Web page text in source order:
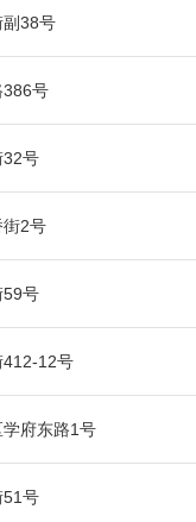
副38号
386号
32号
街2号
59号
412-12号
府东路1号
51号